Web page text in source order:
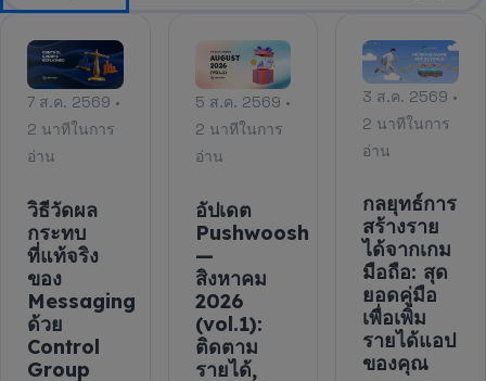
7 ส.ค. 2569 •
2 นาทีในการ
อ่าน
วิธีวัดผล
กระทบ
ที่แท้จริง
ของ
Messaging
ด้วย
Control
Group
5 ส.ค. 2569 •
2 นาทีในการ
อ่าน
อัปเดต
Pushwoosh
—
สิงหาคม
2026
(vol.1):
ติดตาม
รายได้,
3 ส.ค. 2569 •
2 นาทีในการ
อ่าน
กลยุทธ์การ
สร้างราย
ได้จากเกม
มือถือ: สุด
ยอดคู่มือ
เพื่อเพิ่ม
รายได้แอป
ของคุณ